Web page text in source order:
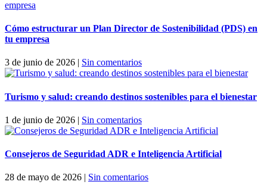
Cómo estructurar un Plan Director de Sostenibilidad (PDS) en
tu empresa
3 de junio de 2026 | Sin comentarios
Turismo y salud: creando destinos sostenibles para el bienestar
1 de junio de 2026 | Sin comentarios
Consejeros de Seguridad ADR e Inteligencia Artificial
28 de mayo de 2026 | Sin comentarios